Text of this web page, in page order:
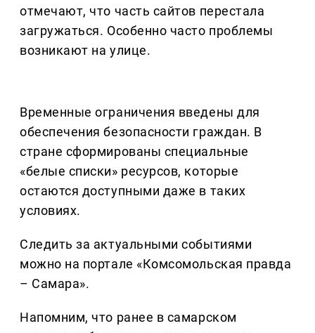
отмечают, что часть сайтов перестала
загружаться. Особенно часто проблемы
возникают на улице.
Временные ограничения введены для
обеспечения безопасности граждан. В
стране сформированы специальные
«белые списки» ресурсов, которые
остаются доступными даже в таких
условиях.
Следить за актуальными событиями
можно на портале «Комсомольская правда
– Самара».
Напомним, что ранее в самарском